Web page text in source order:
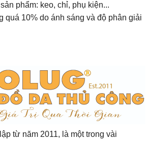
phẩm: keo, chỉ, phụ kiện...
10% do ánh sáng và độ phân giải
từ năm 2011, là một trong vài